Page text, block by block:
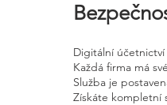
Digitální
Každá firma má
Služba je
Získáte kompletní